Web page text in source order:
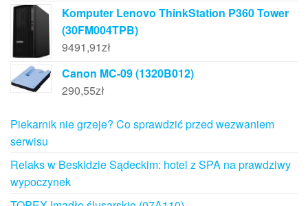
Komputer Lenovo ThinkStation P360 Tower
(30FM004TPB)
9491,91zł
Canon MC-09 (1320B012)
290,55zł
Piekarnik nie grzeje? Co sprawdzić przed wezwaniem
serwisu
Relaks w Beskidzie Sądeckim: hotel z SPA na prawdziwy
wypoczynek